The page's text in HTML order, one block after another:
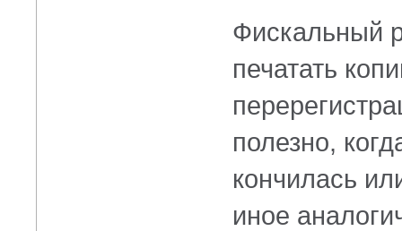
Фискальный
печатать
полезно,
кончилась
иное